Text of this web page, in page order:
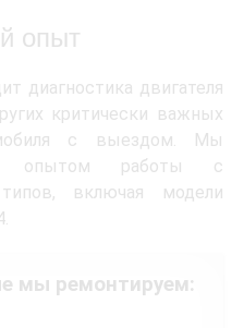
опыт
диагностика двигателя
критически важных
с выездом. Мы
опытом работы с
включая модели
мы ремонтируем: